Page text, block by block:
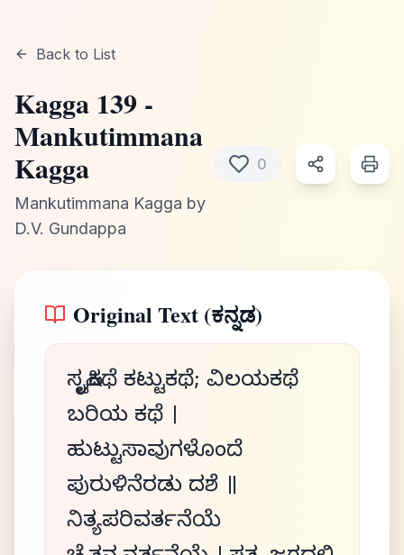
Back to List
Kagga 139 -
Mankutimmana
Kagga
Mankutimmana Kagga by
D.V. Gundappa
0
Original Text (ಕನ್ನಡ)
ಸೃಷ್ಟಿಕಥೆ ಕಟ್ಟುಕಥೆ; ವಿಲಯಕಥೆ
ಬರಿಯ ಕಥೆ ।
ಹುಟ್ಟುಸಾವುಗಳೊಂದೆ
ಪುರುಳಿನೆರಡು ದಶೆ ॥
ನಿತ್ಯಪರಿವರ್ತನೆಯೆ